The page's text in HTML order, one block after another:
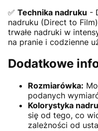
✅ Technika nadruku -
nadruku (Direct to
trwałe nadruki w
na pranie i codzienne
Dodatkowe
Rozmiarówka:
podanych
Kolorystyka
się od tego, co
zależności od